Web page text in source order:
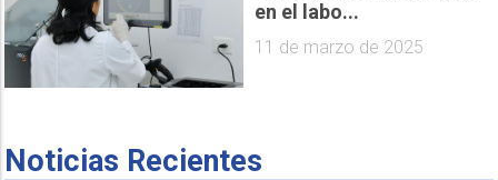
en el labo...
11 de marzo de 2025
Noticias Recientes